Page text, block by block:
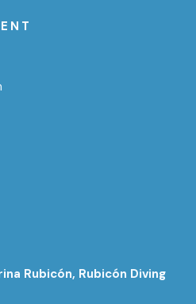
Rubicón, Rubicón Diving